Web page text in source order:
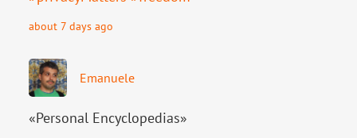
about 7 days ago
Emanuele
«Personal Encyclopedias»